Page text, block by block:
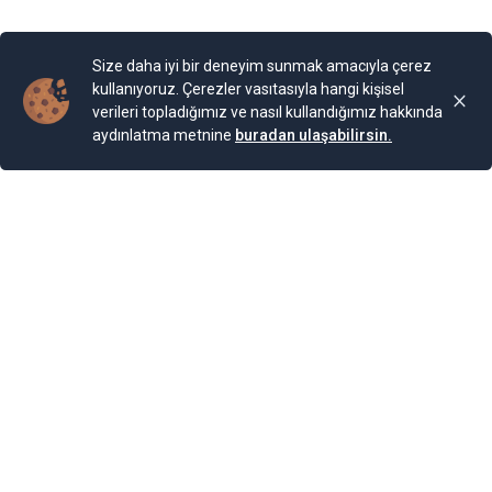
Yenigun
Size daha iyi bir deneyim sunmak amacıyla çerez
kullanıyoruz. Çerezler vasıtasıyla hangi kişisel
verileri topladığımız ve nasıl kullandığımız hakkında
aydınlatma metnine buradan ulaşabilirsin.